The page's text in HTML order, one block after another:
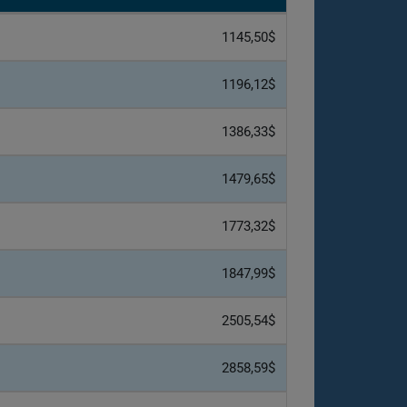
1145,50$
1196,12$
1386,33$
1479,65$
1773,32$
1847,99$
2505,54$
2858,59$